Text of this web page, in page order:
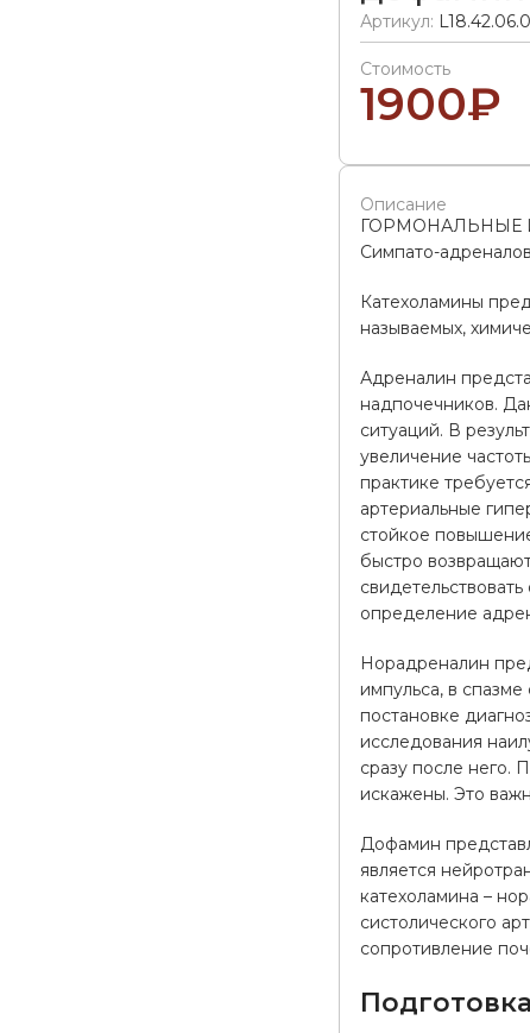
Артикул:
Стоимость
1900₽
Описание
ГОРМОНАЛЬНЫЕ
Симпато-
Катехоламины
называемых,
Адреналин
надпочечников.
ситуаций. В
увеличение
практике
артериальные
стойкое
быстро
определение
Норадреналин
импульса, в
постановке
исследования
сразу после него.
искажены. Это
Дофамин
является
катехоламина –
систолического
сопротивление
Подготовка